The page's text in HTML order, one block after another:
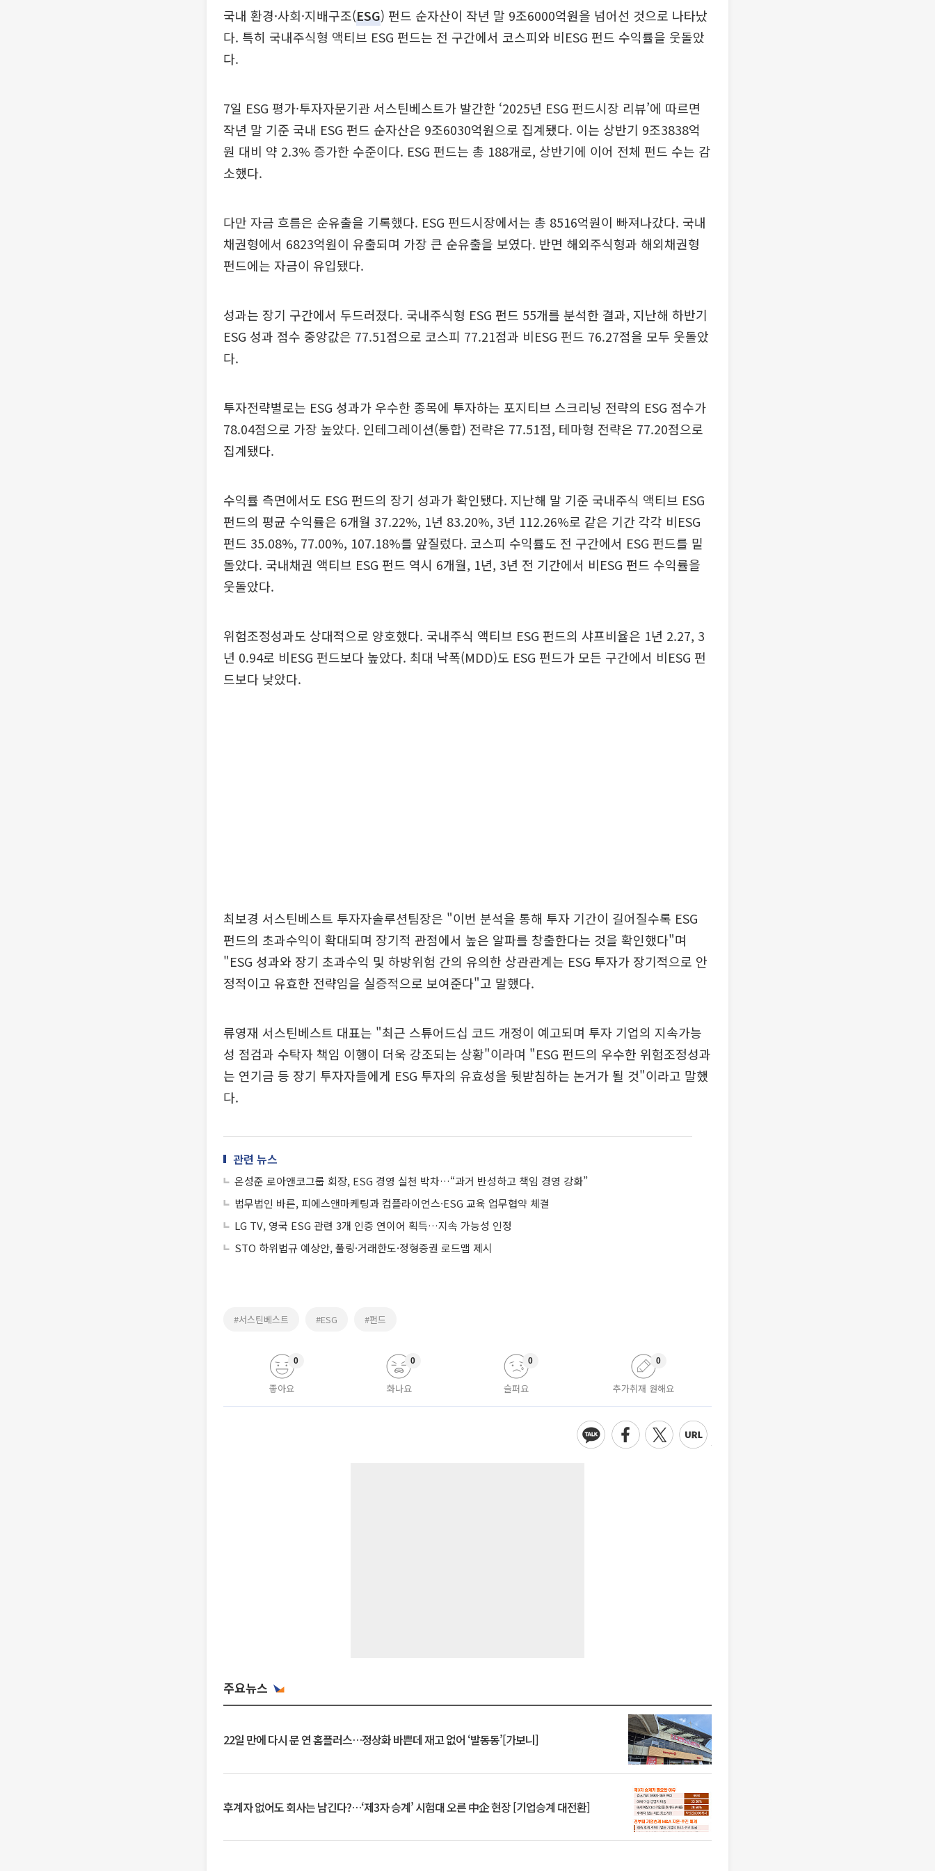
국내 환경·사회·지배구조(ESG) 펀드 순자산이 작년 말 9조6000억원을 넘어선 것으로 나타났
다. 특히 국내주식형 액티브 ESG 펀드는 전 구간에서 코스피와 비ESG 펀드 수익률을 웃돌았
다.
7일 ESG 평가·투자자문기관 서스틴베스트가 발간한 ‘2025년 ESG 펀드시장 리뷰’에 따르면
작년 말 기준 국내 ESG 펀드 순자산은 9조6030억원으로 집계됐다. 이는 상반기 9조3838억
원 대비 약 2.3% 증가한 수준이다. ESG 펀드는 총 188개로, 상반기에 이어 전체 펀드 수는 감
소했다.
다만 자금 흐름은 순유출을 기록했다. ESG 펀드시장에서는 총 8516억원이 빠져나갔다. 국내
채권형에서 6823억원이 유출되며 가장 큰 순유출을 보였다. 반면 해외주식형과 해외채권형
펀드에는 자금이 유입됐다.
성과는 장기 구간에서 두드러졌다. 국내주식형 ESG 펀드 55개를 분석한 결과, 지난해 하반기
ESG 성과 점수 중앙값은 77.51점으로 코스피 77.21점과 비ESG 펀드 76.27점을 모두 웃돌았
다.
투자전략별로는 ESG 성과가 우수한 종목에 투자하는 포지티브 스크리닝 전략의 ESG 점수가
78.04점으로 가장 높았다. 인테그레이션(통합) 전략은 77.51점, 테마형 전략은 77.20점으로
집계됐다.
수익률 측면에서도 ESG 펀드의 장기 성과가 확인됐다. 지난해 말 기준 국내주식 액티브 ESG
펀드의 평균 수익률은 6개월 37.22%, 1년 83.20%, 3년 112.26%로 같은 기간 각각 비ESG
펀드 35.08%, 77.00%, 107.18%를 앞질렀다. 코스피 수익률도 전 구간에서 ESG 펀드를 밑
돌았다. 국내채권 액티브 ESG 펀드 역시 6개월, 1년, 3년 전 기간에서 비ESG 펀드 수익률을
웃돌았다.
위험조정성과도 상대적으로 양호했다. 국내주식 액티브 ESG 펀드의 샤프비율은 1년 2.27, 3
년 0.94로 비ESG 펀드보다 높았다. 최대 낙폭(MDD)도 ESG 펀드가 모든 구간에서 비ESG 펀
드보다 낮았다.
최보경 서스틴베스트 투자자솔루션팀장은 "이번 분석을 통해 투자 기간이 길어질수록 ESG
펀드의 초과수익이 확대되며 장기적 관점에서 높은 알파를 창출한다는 것을 확인했다"며
"ESG 성과와 장기 초과수익 및 하방위험 간의 유의한 상관관계는 ESG 투자가 장기적으로 안
정적이고 유효한 전략임을 실증적으로 보여준다"고 말했다.
류영재 서스틴베스트 대표는 "최근 스튜어드십 코드 개정이 예고되며 투자 기업의 지속가능
성 점검과 수탁자 책임 이행이 더욱 강조되는 상황"이라며 "ESG 펀드의 우수한 위험조정성과
는 연기금 등 장기 투자자들에게 ESG 투자의 유효성을 뒷받침하는 논거가 될 것"이라고 말했
다.
관련 뉴스
온성준 로아앤코그룹 회장, ESG 경영 실천 박차…“과거 반성하고 책임 경영 강화”
법무법인 바른, 피에스앤마케팅과 컴플라이언스·ESG 교육 업무협약 체결
LG TV, 영국 ESG 관련 3개 인증 연이어 획득…지속 가능성 인정
STO 하위법규 예상안, 풀링·거래한도·정형증권 로드맵 제시
#서스틴베스트 #ESG #펀드
좋아요
0
화나요
0
슬퍼요
0
추가취재 원해요
0
주요뉴스
22일 만에 다시 문 연 홈플러스…정상화 바쁜데 재고 없어 ‘발동동’[가보니]
후계자 없어도 회사는 남긴다?…‘제3자 승계’ 시험대 오른 中企 현장 [기업승계 대전환]